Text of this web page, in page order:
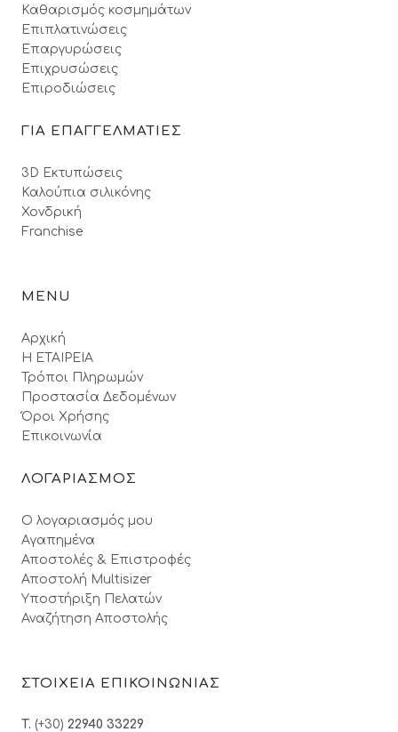
Καθαρισμός κοσμημάτων
Επιπλατινώσεις
Επαργυρώσεις
Επιχρυσώσεις
Επιροδιώσεις
ΓΙΑ ΕΠΑΓΓΕΛΜΑΤΙΕΣ
3D Εκτυπώσεις
Καλούπια σιλικόνης
Χονδρική
Franchise
MENU
Αρχική
Η ΕΤΑΙΡΕΙΑ
Τρόποι Πληρωμών
Προστασία Δεδομένων
Όροι Xρήσης
Επικοινωνία
ΛΟΓΑΡΙΑΣΜΟΣ
Ο λογαριασμός μου
Αγαπημένα
Αποστολές & Επιστροφές
Αποστολή Multisizer
Υποστήριξη Πελατών
Αναζήτηση Αποστολής
ΣΤΟΙΧΕΙΑ ΕΠΙΚΟΙΝΩΝΙΑΣ
T. (+30) 22940 33229